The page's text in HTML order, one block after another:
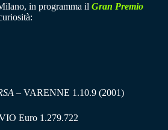
in programma il Gran Premio
– VARENNE 1.10.9 (2001)
Euro 1.279.722